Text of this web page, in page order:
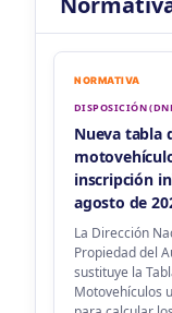
NORMATIVA
DISPOSICIÓN
Nueva tabla
inscripción
agosto de
La Dirección
Propiedad del
sustituye la
Motovehículos